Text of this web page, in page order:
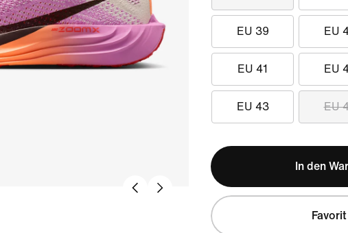
EU 39 EU
EU 41 EU
EU 43 EU
In den
Favorit